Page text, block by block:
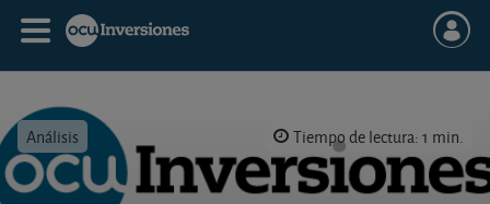
Análisis Tiempo de lectura: 1 min.